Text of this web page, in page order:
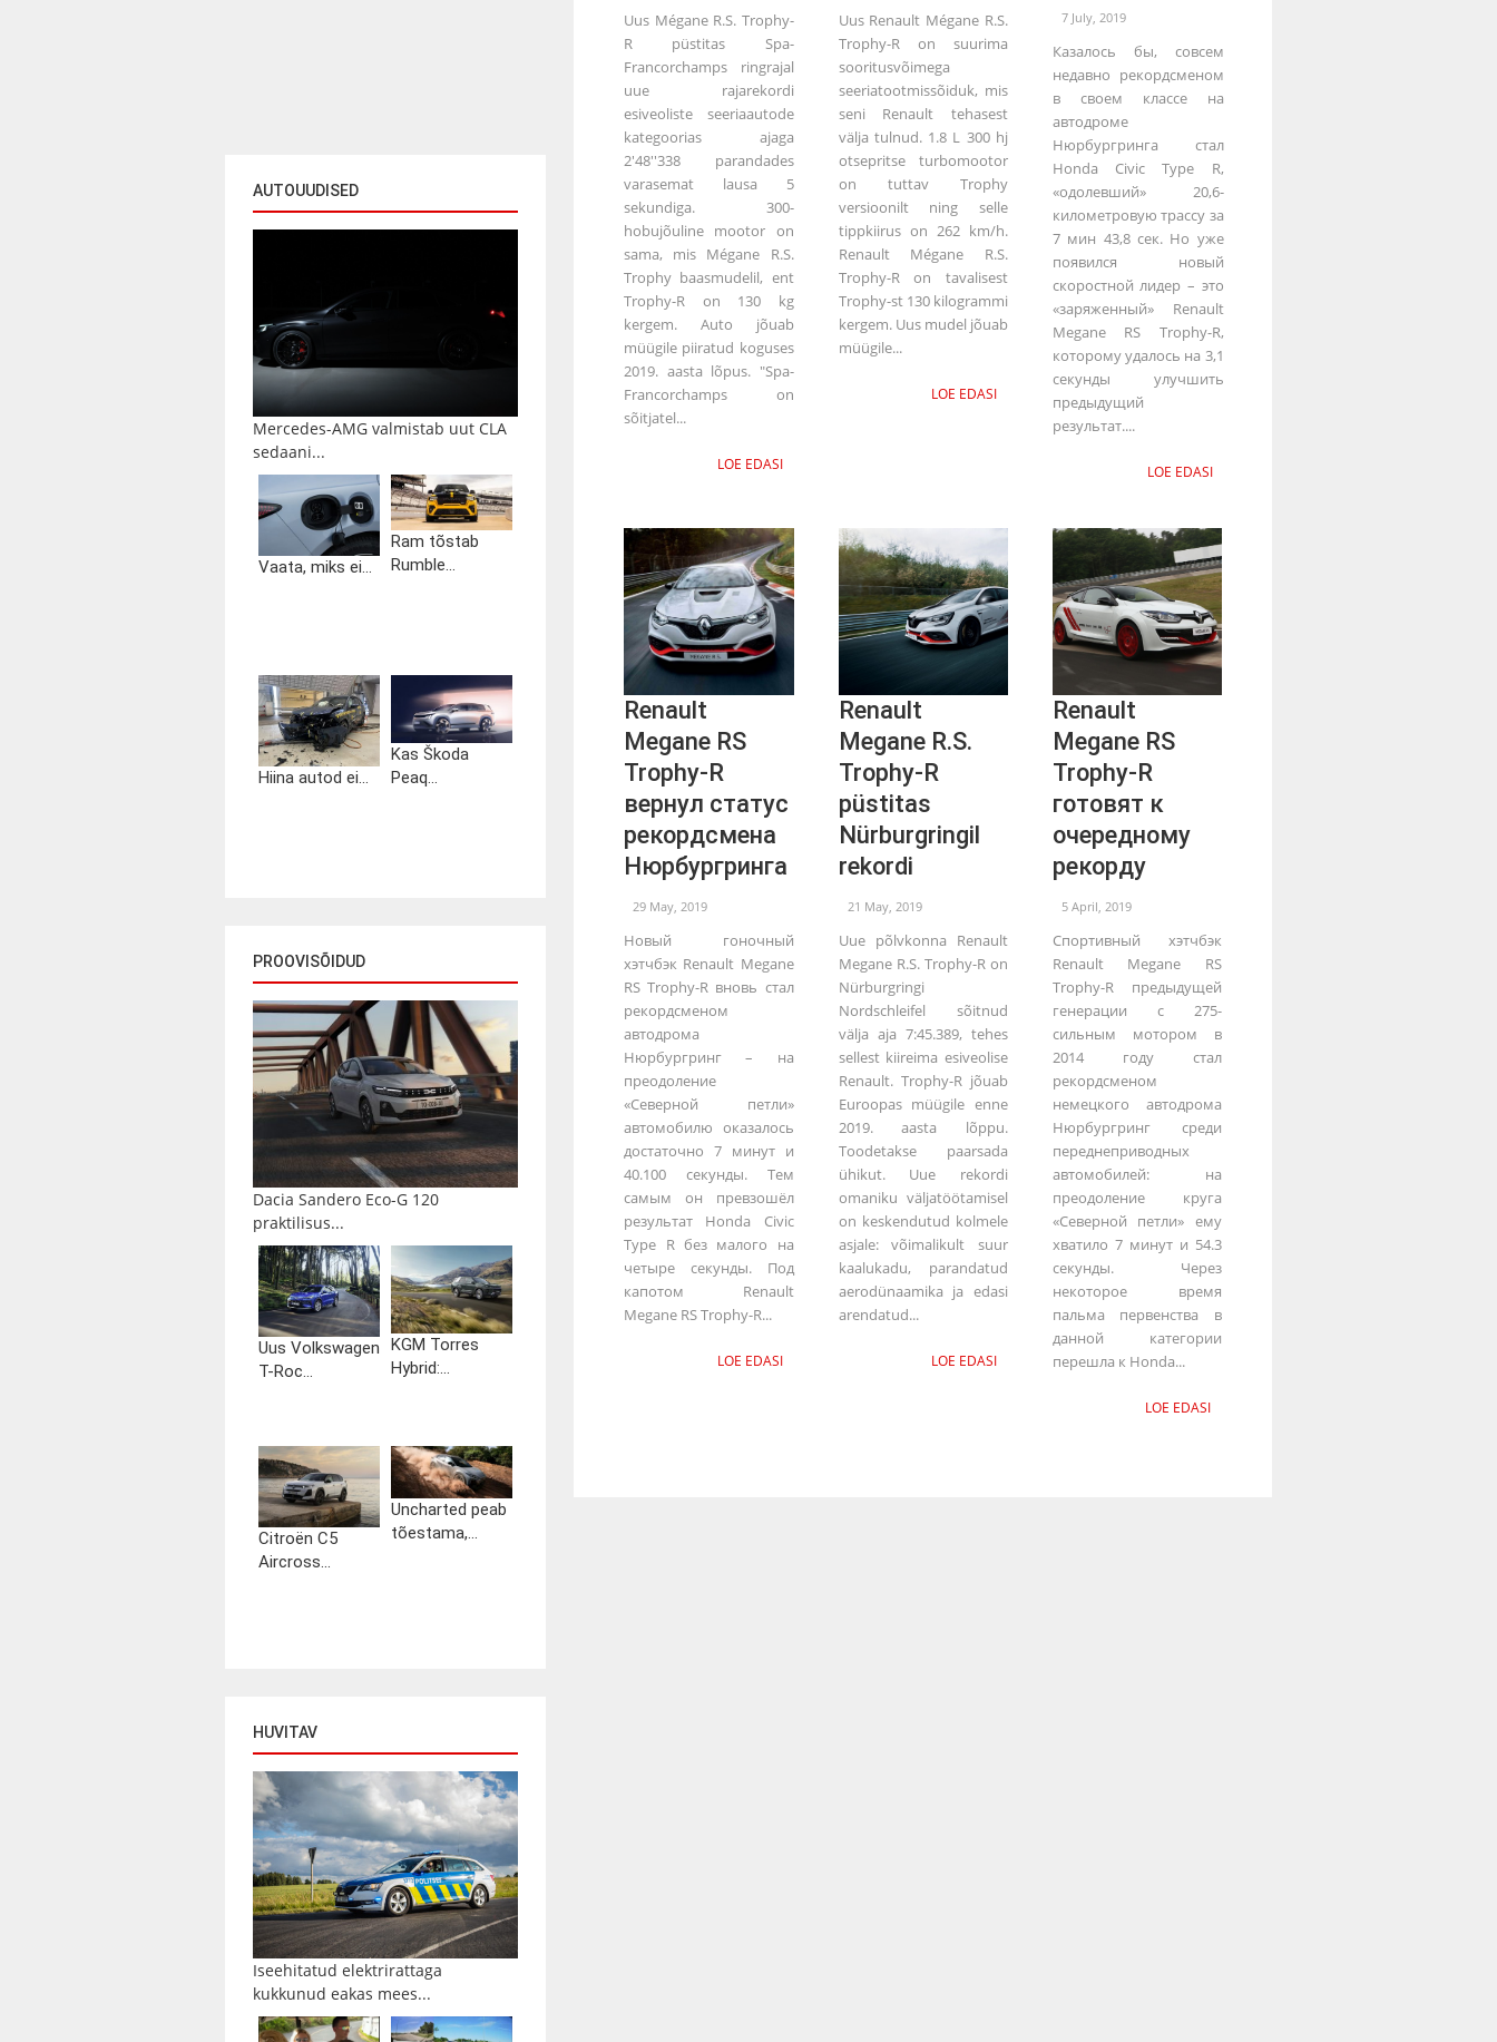
AUTOUUDISED
Mercedes-AMG valmistab uut CLA
sedaani...
Vaata, miks ei...
Ram tõstab
Rumble...
Hiina autod ei...
Kas Škoda
Peaq...
PROOVISÕIDUD
Dacia Sandero Eco-G 120
praktilisus...
Uus Volkswagen
T-Roc...
KGM Torres
Hybrid:...
Citroën C5
Aircross...
Uncharted peab
tõestama,...
HUVITAV
Iseehitatud elektrirattaga
kukkunud eakas mees...
Uus Mégane R.S. Trophy-
R püstitas Spa-
Francorchamps ringrajal
uue rajarekordi
esiveoliste seeriaautode
kategoorias ajaga
2'48''338 parandades
varasemat lausa 5
sekundiga. 300-
hobujõuline mootor on
sama, mis Mégane R.S.
Trophy baasmudelil, ent
Trophy-R on 130 kg
kergem. Auto jõuab
müügile piiratud koguses
2019. aasta lõpus. "Spa-
Francorchamps on
sõitjatel...
LOE EDASI
Uus Renault Mégane R.S.
Trophy-R on suurima
sooritusvõimega
seeriatootmissõiduk, mis
seni Renault tehasest
välja tulnud. 1.8 L 300 hj
otsepritse turbomootor
on tuttav Trophy
versioonilt ning selle
tippkiirus on 262 km/h.
Renault Mégane R.S.
Trophy-R on tavalisest
Trophy-st 130 kilogrammi
kergem. Uus mudel jõuab
müügile...
LOE EDASI
7 July, 2019
Казалось бы, совсем
недавно рекордсменом
в своем классе на
автодроме
Нюрбургринга стал
Honda Civic Type R,
«одолевший» 20,6-
километровую трассу за
7 мин 43,8 сек. Но уже
появился новый
скоростной лидер – это
«заряженный» Renault
Megane RS Trophy-R,
которому удалось на 3,1
секунды улучшить
предыдущий
результат....
LOE EDASI
Renault
Megane RS
Trophy-R
вернул статус
рекордсмена
Нюрбургринга
29 May, 2019
Новый гоночный
хэтчбэк Renault Megane
RS Trophy-R вновь стал
рекордсменом
автодрома
Нюрбургринг – на
преодоление
«Северной петли»
автомобилю оказалось
достаточно 7 минут и
40.100 секунды. Тем
самым он превзошёл
результат Honda Civic
Type R без малого на
четыре секунды. Под
капотом Renault
Megane RS Trophy-R...
LOE EDASI
Renault
Megane R.S.
Trophy-R
püstitas
Nürburgringil
rekordi
21 May, 2019
Uue põlvkonna Renault
Megane R.S. Trophy-R on
Nürburgringi
Nordschleifel sõitnud
välja aja 7:45.389, tehes
sellest kiireima esiveolise
Renault. Trophy-R jõuab
Euroopas müügile enne
2019. aasta lõppu.
Toodetakse paarsada
ühikut. Uue rekordi
omaniku väljatöötamisel
on keskendutud kolmele
asjale: võimalikult suur
kaalukadu, parandatud
aerodünaamika ja edasi
arendatud...
LOE EDASI
Renault
Megane RS
Trophy-R
готовят к
очередному
рекорду
5 April, 2019
Спортивный хэтчбэк
Renault Megane RS
Trophy-R предыдущей
генерации с 275-
сильным мотором в
2014 году стал
рекордсменом
немецкого автодрома
Нюрбургринг среди
переднеприводных
автомобилей: на
преодоление круга
«Северной петли» ему
хватило 7 минут и 54.3
секунды. Через
некоторое время
пальма первенства в
данной категории
перешла к Honda...
LOE EDASI